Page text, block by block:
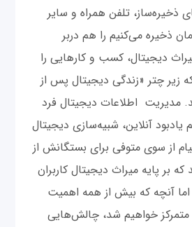
ذخیره‌ساز، تلفن همراه و سایر
ذخیره می‌کنیم را هم دربر
دیجیتال، کسب و کار‌هایی را
زیر چتر «زندگی دیجیتال پس از
مدیریت اطلاعات دیجیتال فرد
یادبود آنلاین، شبیه‌سازی دیجیتال
از سوی متوفی برای بستگانش از
بر پایه میراث دیجیتال کاربران
شده‌اند (شکل ۱). اما آنچه که بیش از همه اهمیت
متمرکز خواهیم شد، چالش‌هایی